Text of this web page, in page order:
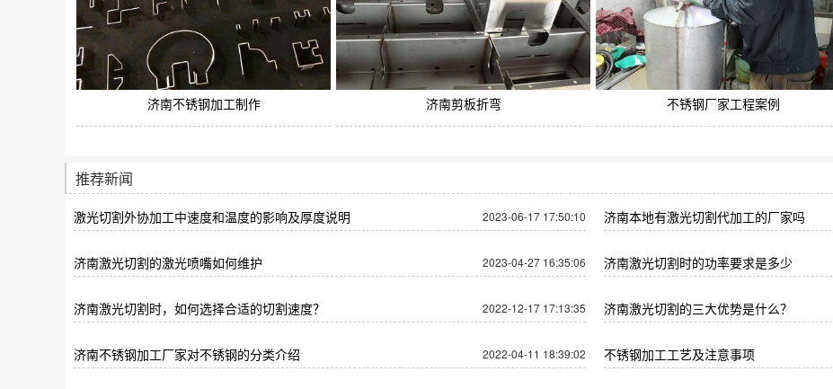
济南不锈钢加工制作 济南剪板折弯 不锈钢厂家工程案例
推荐新闻
激光切割外协加工中速度和温度的影响及厚度说明 2023-06-17 17:50:10 济南本地有激光切割代加工的厂家吗
济南激光切割的激光喷嘴如何维护 2023-04-27 16:35:06 济南激光切割时的功率要求是多少
济南激光切割时，如何选择合适的切割速度？ 2022-12-17 17:13:35 济南激光切割的三大优势是什么？
济南不锈钢加工厂家对不锈钢的分类介绍 2022-04-11 18:39:02 不锈钢加工工艺及注意事项